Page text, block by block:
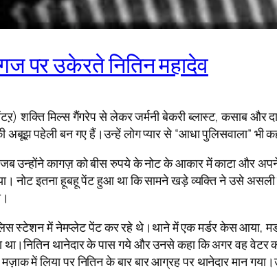
पर उकेरते नितिन महादेव
शक्ति मिल्‍स गैंगरेप से लेकर जर्मनी बेकरी ब्‍लास्‍ट, कसाब
पहेली बन गए हैं।उन्हें लोग प्यार से “आधा पुलिसवाला” भी
जब उन्होंने कागज़ को बीस रुपये के नोट के आकार में काटा और
नोट इतना हूबहू पेंट हुआ था कि सामने खड़े व्यक्ति ने उसे
स्टेशन में नेमप्लेट पेंट कर रहे थे।थाने में एक मर्डर केस आया,
था।नितिन थानेदार के पास गये और उनसे कहा कि अगर वह
में लिया पर नितिन के बार बार आग्रह पर थानेदार मान